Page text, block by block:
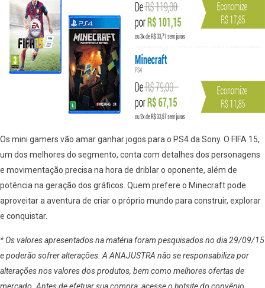
Os mini gamers vão amar ganhar jogos para o PS4 da Sony. O FIFA 15,
um dos melhores do segmento, conta com detalhes dos personagens
e movimentação precisa na hora de driblar o oponente, além de
potência na geração dos gráficos. Quem prefere o Minecraft pode
aproveitar a aventura de criar o próprio mundo para construir, explorar
e conquistar.
* Os valores apresentados na matéria foram pesquisados no dia 29/09/15
e poderão sofrer alterações. A ANAJUSTRA não se responsabiliza por
alterações nos valores dos produtos, bem como melhores ofertas de